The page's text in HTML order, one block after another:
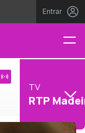
Entrar
TV
RTP